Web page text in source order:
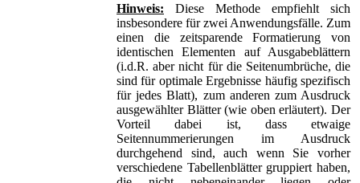
Hinweis: Diese Methode empfiehlt sich
insbesondere für zwei Anwendungsfälle. Zum
einen die zeitsparende Formatierung von
identischen Elementen auf Ausgabeblättern
(i.d.R. aber nicht für die Seitenumbrüche, die
sind für optimale Ergebnisse häufig spezifisch
für jedes Blatt), zum anderen zum Ausdruck
ausgewählter Blätter (wie oben erläutert). Der
Vorteil dabei ist, dass etwaige
Seitennummerierungen im Ausdruck
durchgehend sind, auch wenn Sie vorher
verschiedene Tabellenblätter gruppiert haben,